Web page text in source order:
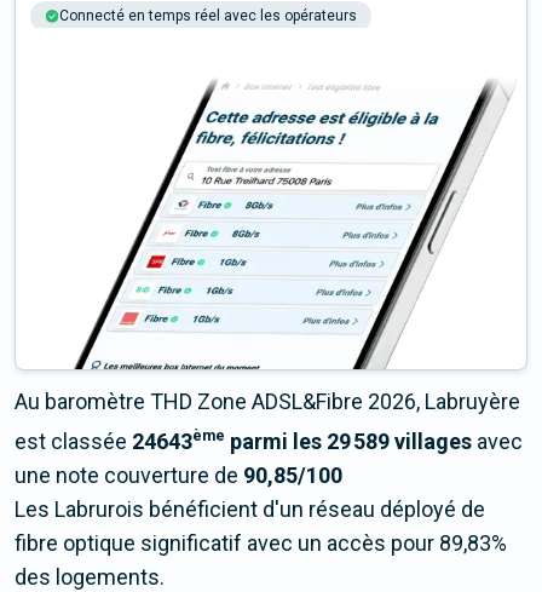
Connecté en temps réel avec les opérateurs
Au baromètre THD Zone ADSL&Fibre 2026, Labruyère
est classée 24643ème parmi les 29 589 villages avec
une note couverture de 90,85/100
Les Labrurois bénéficient d'un réseau déployé de
fibre optique significatif avec un accès pour 89,83%
des logements.